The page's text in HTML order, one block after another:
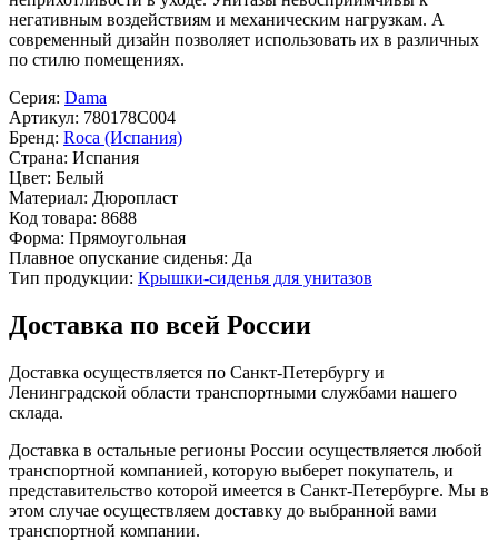
негативным воздействиям и механическим нагрузкам. А
современный дизайн позволяет использовать их в различных
по стилю помещениях.
Серия: Dama
Артикул: 780178C004
Бренд: Roca (Испания)
Страна: Испания
Цвет: Белый
Материал: Дюропласт
Код товара: 8688
Форма: Прямоугольная
Плавное опускание сиденья: Да
Тип продукции: Крышки-сиденья для унитазов
Доставка по всей России
Доставка осуществляется по Санкт-Петербургу и
Ленинградской области транспортными службами нашего
склада.
Доставка в остальные регионы России осуществляется любой
транспортной компанией, которую выберет покупатель, и
представительство которой имеется в Санкт-Петербурге. Мы в
этом случае осуществляем доставку до выбранной вами
транспортной компании.